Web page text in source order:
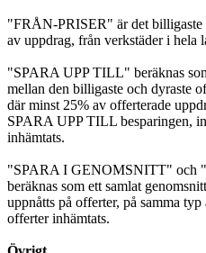
"FRÅN-PRISER" är det billigaste
av uppdrag, från verkstäder i hela
"SPARA UPP TILL" beräknas
mellan den billigaste och dyraste
där minst 25% av offerterade
SPARA UPP TILL besparingen,
inhämtats.
"SPARA I GENOMSNITT" och
beräknas som ett samlat
uppnåtts på offerter, på samma
offerter inhämtats.